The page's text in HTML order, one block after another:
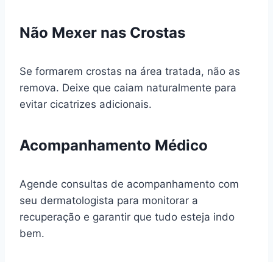
Não Mexer nas Crostas
Se formarem crostas na área tratada, não as
remova. Deixe que caiam naturalmente para
evitar cicatrizes adicionais.
Acompanhamento Médico
Agende consultas de acompanhamento com
seu dermatologista para monitorar a
recuperação e garantir que tudo esteja indo
bem.